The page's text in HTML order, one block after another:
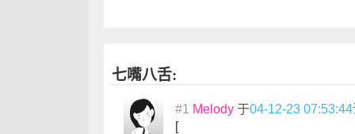
七嘴八舌:
#1 Melody 于04-12-23 07:53:44
[